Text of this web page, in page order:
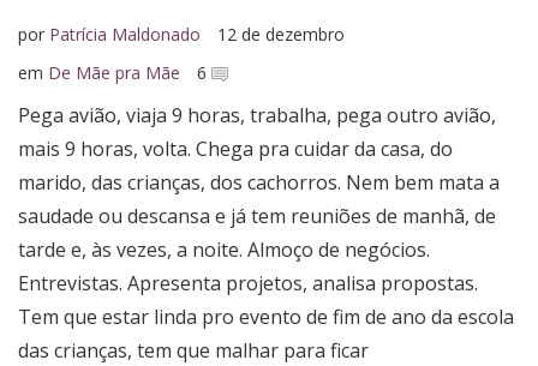
por Patrícia Maldonado
12 de dezembro
em De Mãe pra Mãe 6
Pega avião, viaja 9 horas, trabalha, pega outro avião,
mais 9 horas, volta. Chega pra cuidar da casa, do
marido, das crianças, dos cachorros. Nem bem mata a
saudade ou descansa e já tem reuniões de manhã, de
tarde e, às vezes, a noite. Almoço de negócios.
Entrevistas. Apresenta projetos, analisa propostas.
Tem que estar linda pro evento de fim de ano da escola
das crianças, tem que malhar para ficar